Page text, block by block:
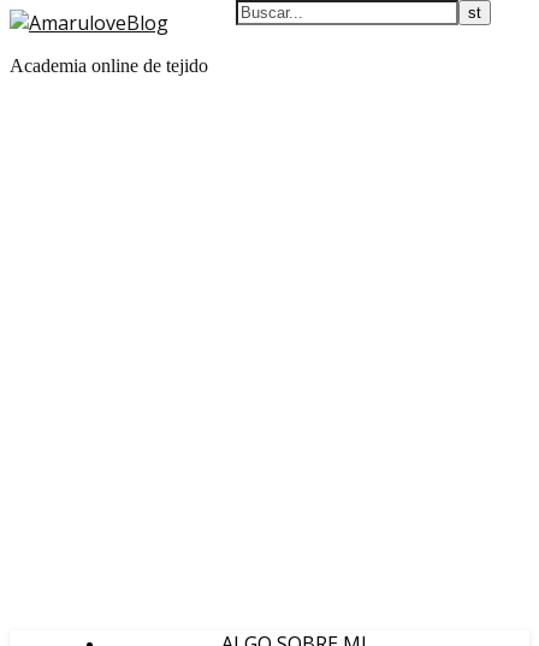
Academia online de tejido